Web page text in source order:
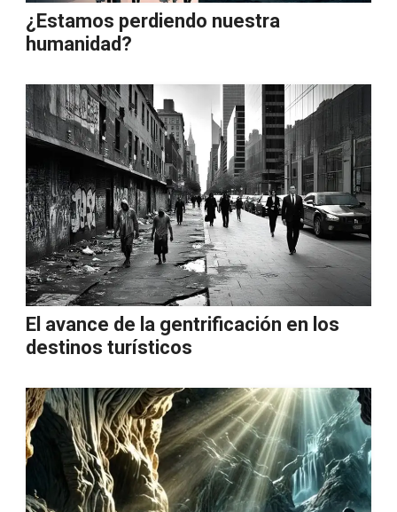
¿Estamos perdiendo nuestra
humanidad?
El avance de la gentrificación en los
destinos turísticos